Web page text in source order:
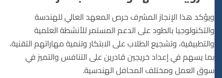
ويؤكد هذا الإنجاز المشرف حرص المعهد العالي للهندسة
والتكنولوجيا بالطود على الدعم المستمر للأنشطة العلمية
والتطبيقية، وتشجيع الطلاب على الابتكار وتنمية مهاراتهم التقنية،
بما يسهم في إعداد خريجين قادرين على التنافس والتميز في
سوق العمل ومختلف المحافل الهندسية.